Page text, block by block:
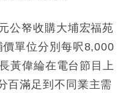
現 削新開工及銷售預測
或升4成 蘋果或犧牲毛利穩
公帑收購大埔宏福苑
單位分別每呎8,000
黃偉綸在電台節目上
百滿足到不同業主需